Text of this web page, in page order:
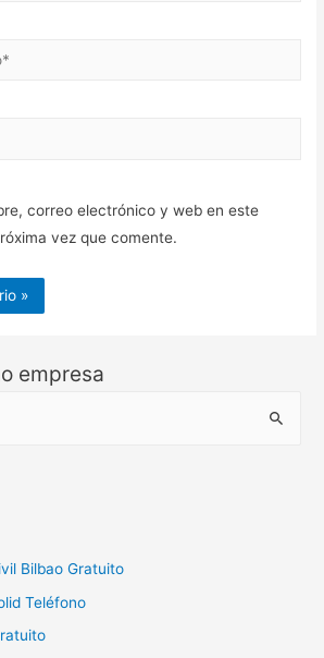
correo electrónico y web en este
vez que comente.
empresa
Bilbao Gratuito
Teléfono